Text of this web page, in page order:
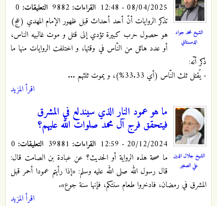
الشيخ محمد جواد
الدمستاني
08/04/2025 - 12:48 القراءات: التعليقات:
تذكر الروايات أنّ أحد أحداث قبل ظهور الإمام المهدي (عج)
هو حصول حرب كبيرة تؤدي إلى قتل و موت غالبيه الناس،
أو عدد هائل من النّاس في وقتها، و اختلفت الروايات منها ما
ذكر أنّه:
- يُقتل ثلث النّاس (أي 33.33%)، و يموت ثلثهم ...
اقرأ المزيد
الشيخ جلال الدين
علي الصغير
ما هو عمود النار الذي سيندلع في المشرق
فيتحقق فرج آل محمد صلوات الله عليهم؟
20/12/2024 - 12:59 القراءات: التعليقات:
ما صحة هذه الرواية أو الحديث؟ عن عبادة بن الصامت قال:
قال رسول الله صلى الله عليه وسلم: «إذا رأيتم عمودا أحمر قبل
المشرق في رمضان، فادخروا طعام سنتكم، فإنها سنة جوع».
اقرأ المزيد